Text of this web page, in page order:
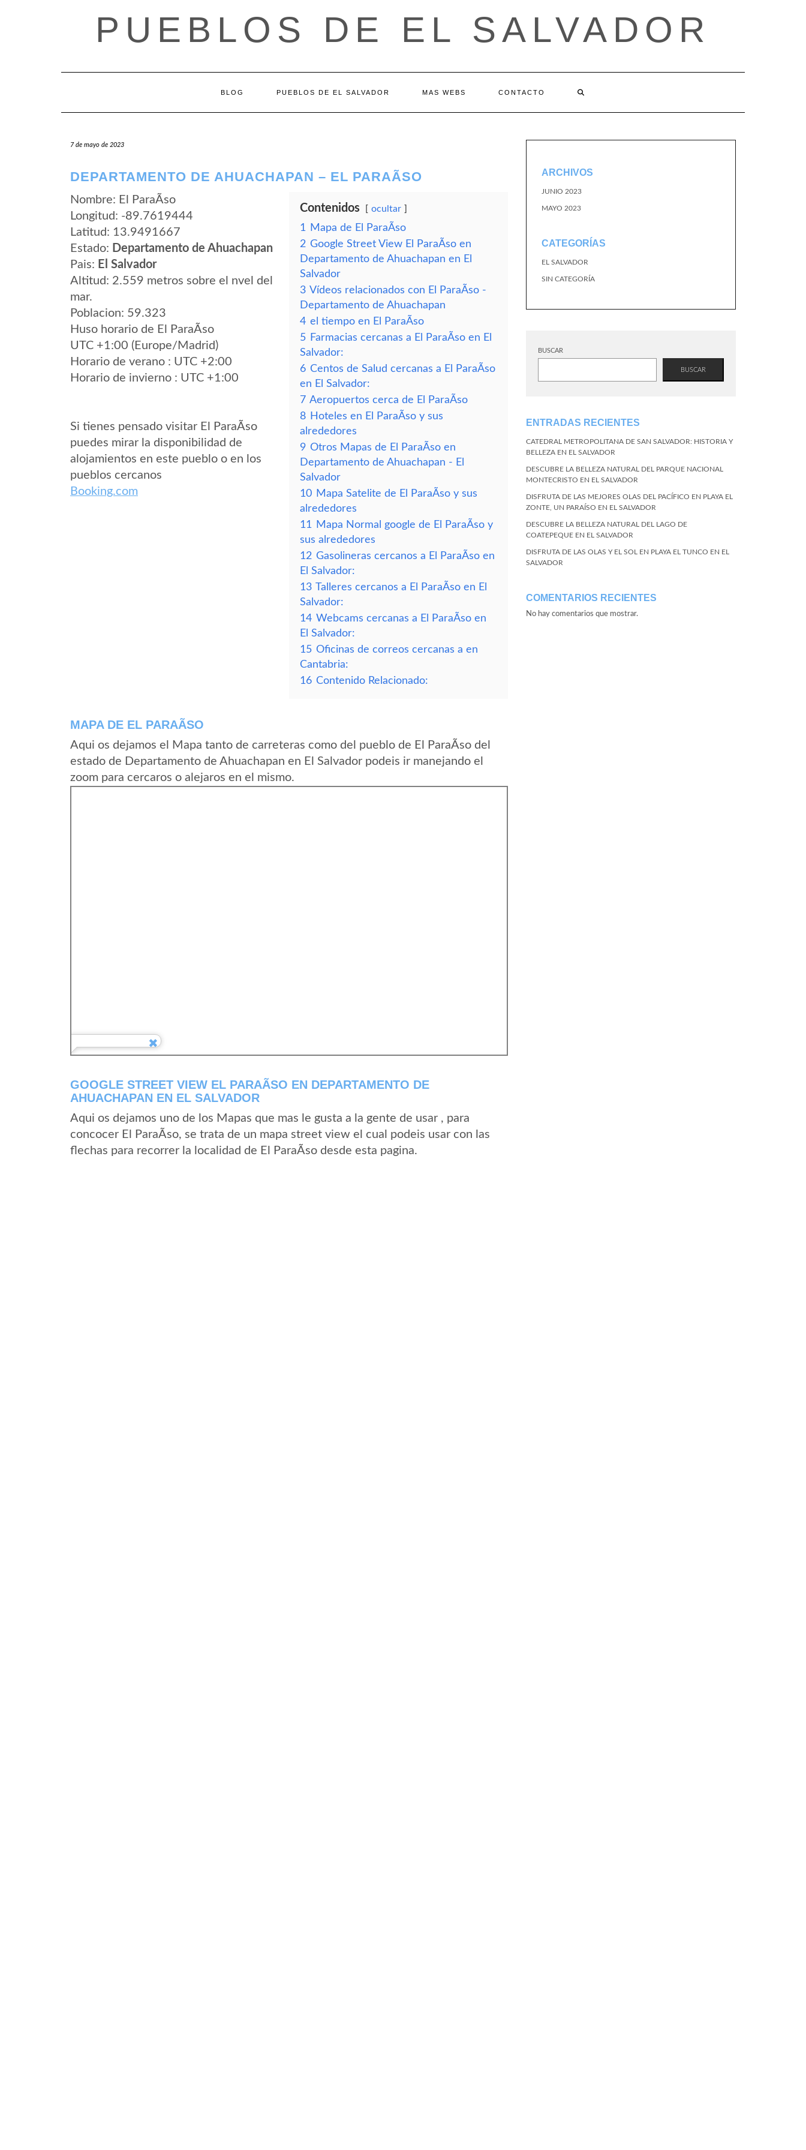
PUEBLOS DE EL SALVADOR
BLOG PUEBLOS DE EL SALVADOR MAS WEBS CONTACTO
7 de mayo de 2023
DEPARTAMENTO DE AHUACHAPAN – EL PARAÃ­SO
Nombre: El ParaÃ­so
Longitud: -89.7619444
Latitud: 13.9491667
Estado: Departamento de Ahuachapan
Pais: El Salvador
Altitud: 2.559 metros sobre el nvel del
mar.
Poblacion: 59.323
Huso horario de El ParaÃ­so
UTC +1:00 (Europe/Madrid)
Horario de verano : UTC +2:00
Horario de invierno : UTC +1:00
Si tienes pensado visitar El ParaÃ­so
puedes mirar la disponibilidad de
alojamientos en este pueblo o en los
pueblos cercanos
Booking.com
Contenidos ocultar
1
Mapa de El ParaÃ­so
2 Google Street View El ParaÃ­so en
Departamento de Ahuachapan en El
Salvador
3 Vídeos relacionados con El ParaÃ­so -
Departamento de Ahuachapan
4 el tiempo en El ParaÃ­so
5 Farmacias cercanas a El ParaÃ­so en El
Salvador:
6 Centos de Salud cercanas a El ParaÃ­so
en El Salvador:
7 Aeropuertos cerca de El ParaÃ­so
8 Hoteles en El ParaÃ­so y sus
alrededores
9 Otros Mapas de El ParaÃ­so en
Departamento de Ahuachapan - El
Salvador
10 Mapa Satelite de El ParaÃ­so y sus
alrededores
11
Mapa Normal google de El ParaÃ­so y
sus alrededores
12 Gasolineras cercanos a El ParaÃ­so en
El Salvador:
13 Talleres cercanos a El ParaÃ­so en El
Salvador:
14 Webcams cercanas a El ParaÃ­so en
El Salvador:
15 Oficinas de correos cercanas a en
Cantabria:
16 Contenido Relacionado:
MAPA DE EL PARAÃ­SO
Aqui os dejamos el Mapa tanto de carreteras como del pueblo de El ParaÃ­so del
estado de Departamento de Ahuachapan en El Salvador podeis ir manejando el
zoom para cercaros o alejaros en el mismo.
GOOGLE STREET VIEW EL PARAÃ­SO EN DEPARTAMENTO DE
AHUACHAPAN EN EL SALVADOR
Aqui os dejamos uno de los Mapas que mas le gusta a la gente de usar , para
concocer El ParaÃ­so, se trata de un mapa street view el cual podeis usar con las
flechas para recorrer la localidad de El ParaÃ­so desde esta pagina.
ARCHIVOS
JUNIO 2023
MAYO 2023
CATEGORÍAS
EL SALVADOR
SIN CATEGORÍA
BUSCAR
BUSCAR
ENTRADAS RECIENTES
CATEDRAL METROPOLITANA DE SAN SALVADOR: HISTORIA Y
BELLEZA EN EL SALVADOR
DESCUBRE LA BELLEZA NATURAL DEL PARQUE NACIONAL
MONTECRISTO EN EL SALVADOR
DISFRUTA DE LAS MEJORES OLAS DEL PACÍFICO EN PLAYA EL
ZONTE, UN PARAÍSO EN EL SALVADOR
DESCUBRE LA BELLEZA NATURAL DEL LAGO DE
COATEPEQUE EN EL SALVADOR
DISFRUTA DE LAS OLAS Y EL SOL EN PLAYA EL TUNCO EN EL
SALVADOR
COMENTARIOS RECIENTES
No hay comentarios que mostrar.